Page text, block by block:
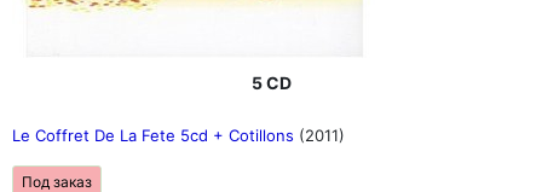
5 CD
Le Coffret De La Fete 5cd + Cotillons (2011)
Под заказ